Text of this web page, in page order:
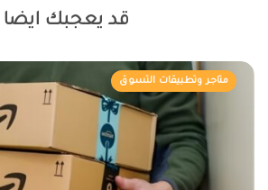
قد يعجبك ايضا
متاجر وتطبيقات التسوق